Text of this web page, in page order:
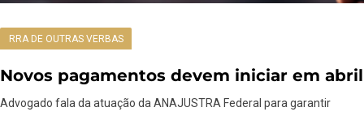
RRA DE OUTRAS VERBAS
Novos pagamentos devem iniciar em abril
Advogado fala da atuação da ANAJUSTRA Federal para garantir